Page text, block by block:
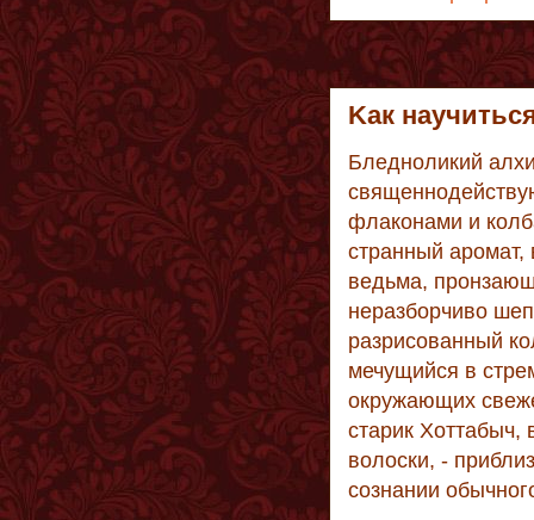
Kак
Бледноликий
флаконами и
странный аромат,
ведьма,
неразборчиво
разрисованный
мечущийся в
окружающих
старик
волоски, -
сознании